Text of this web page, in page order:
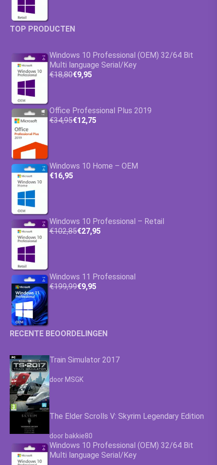
TOP PRODUCTEN
Windows 10 Professional (OEM) 32/64 Bit
Multi language Serial/Key
€18,80€9,95
Office Professional Plus 2019
€34,95€12,75
Windows 10 Home – OEM
€16,95
Windows 10 Professional – Retail
€102,85€27,95
Windows 11 Professional
€199,99€9,95
RECENTE BEOORDELINGEN
Train Simulator 2017
Waardering
door MSGK
The Elder Scrolls V: Skyrim Legendary Edition
Waardering4.63
door bakkie80
Windows 10 Professional (OEM) 32/64 Bit
Multi language Serial/Key